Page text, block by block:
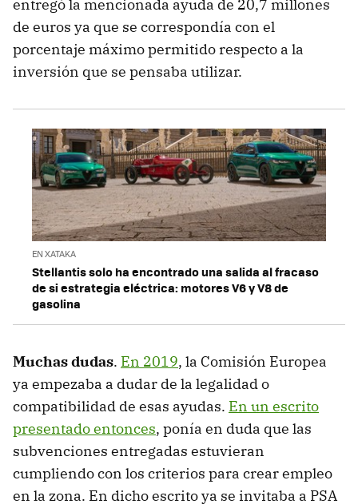
entregó la mencionada ayuda de 20,7 millones
de euros ya que se correspondía con el
porcentaje máximo permitido respecto a la
inversión que se pensaba utilizar.
EN XATAKA
Stellantis solo ha encontrado una salida al fracaso
de si estrategia eléctrica: motores V6 y V8 de
gasolina
Muchas dudas. En 2019, la Comisión Europea
ya empezaba a dudar de la legalidad o
compatibilidad de esas ayudas. En un escrito
presentado entonces, ponía en duda que las
subvenciones entregadas estuvieran
cumpliendo con los criterios para crear empleo
en la zona. En dicho escrito ya se invitaba a PSA